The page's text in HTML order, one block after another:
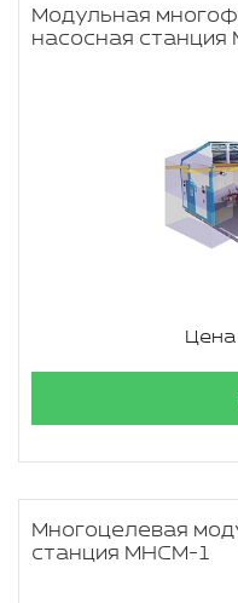
Модульная
насосная
Многоцелевая
станция МНСМ-1